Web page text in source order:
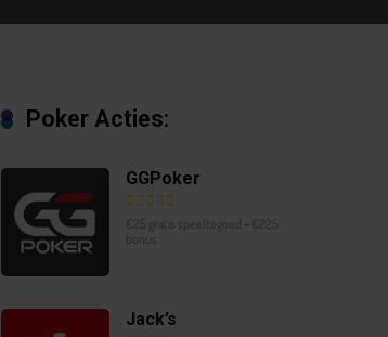
Poker Acties:
GGPoker
€25 gratis speeltegoed + €225
bonus
Jack’s